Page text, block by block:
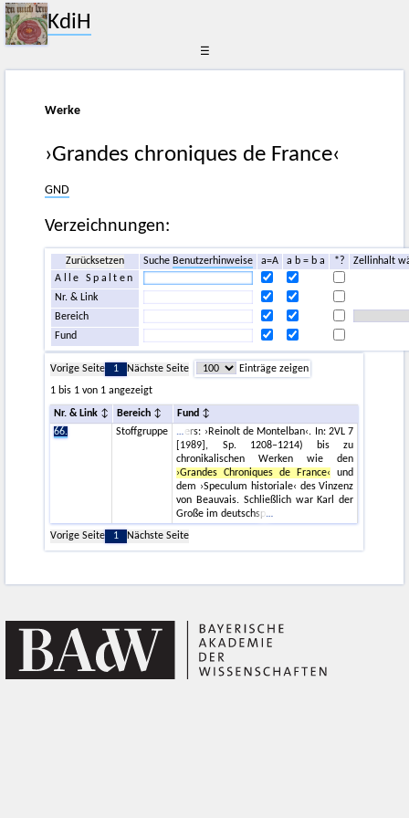
KdiH
☰
Werke
›Grandes chroniques de France‹
GND
Verzeichnungen:
Zurücksetzen Suche Benutzerhinweise a=A a b = b a *?
Zellinhalt
Alle Spalten
Nr. & Link
Bereich
Fund
Vorige Seite 1 Nächste Seite
Einträge zeigen
1 bis 1 von 1 angezeigt
Nr. & Link Bereich
Fund
66.
Stoffgruppe
ers: ›Reinolt de Montelban‹. In: 2VL 7
[1989], Sp. 1208–1214) bis zu
chronikalischen Werken wie den
›Grandes Chroniques de France‹
und
dem ›Speculum historiale‹ des Vinzenz
von Beauvais. Schließlich war Karl der
Große im deutschsp
Vorige Seite
1 Nächste Seite